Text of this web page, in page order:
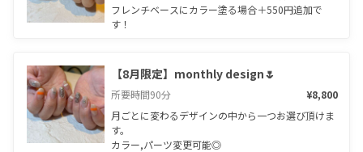
フレンチベースにカラー塗る場合＋550円追加で
す！
【8月限定】monthly design🌷
所要時間90分
¥8,800
月ごとに変わるデザインの中から一つお選び頂けま
す。
カラー,パーツ変更可能◎